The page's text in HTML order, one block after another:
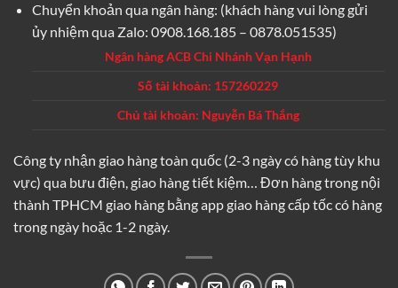
Chuyển khoản qua ngân hàng: (khách hàng vui lòng gửi
ủy nhiệm qua Zalo: 0908.168.185 – 0878.051535)
Ngân hàng ACB Chi Nhánh Vạn Hạnh
Số tài khoản: 157260229
Chủ tài khoản: Nguyễn Bá Thắng
Công ty nhận giao hàng toàn quốc (2-3 ngày có hàng tùy khu
vực) qua bưu điện, giao hàng tiết kiệm… Đơn hàng trong nội
thành TPHCM giao hàng bằng app giao hàng cấp tốc có hàng
trong ngày hoặc 1-2 ngày.